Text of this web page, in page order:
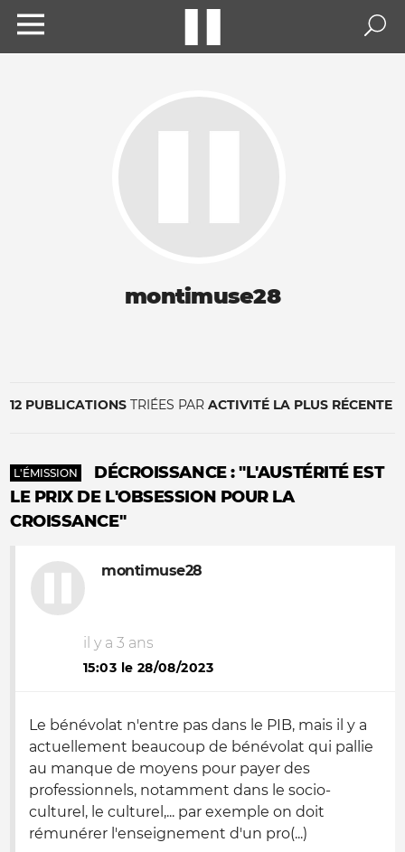
montimuse28
12 PUBLICATIONS TRIÉES PAR ACTIVITÉ LA PLUS RÉCENTE
L'ÉMISSION
DÉCROISSANCE : "L'AUSTÉRITÉ EST
LE PRIX DE L'OBSESSION POUR LA
CROISSANCE"
montimuse28
il y a 3 ans
15:03 le 28/08/2023
Le bénévolat n'entre pas dans le PIB, mais il y a
actuellement beaucoup de bénévolat qui pallie
au manque de moyens pour payer des
professionnels, notamment dans le socio-
culturel, le culturel,... par exemple on doit
rémunérer l'enseignement d'un pro(...)